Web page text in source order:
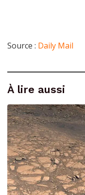
Source : Daily Mail
À lire aussi